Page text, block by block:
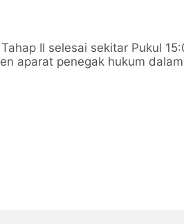
II selesai sekitar Pukul
aparat penegak hukum